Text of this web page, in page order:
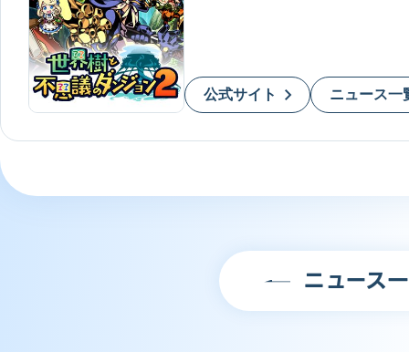
公式サイト ニュース一
ニュース